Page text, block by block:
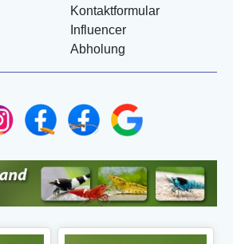
Kontaktformular
Influencer
Abholung